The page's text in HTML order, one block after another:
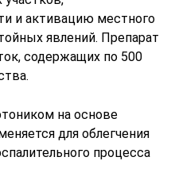
и активацию местного
явлений. Препарат
содержащих по 500
на основе
для облегчения
процесса